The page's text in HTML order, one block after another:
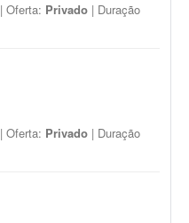
| Oferta: Privado | Duração
| Oferta: Privado | Duração